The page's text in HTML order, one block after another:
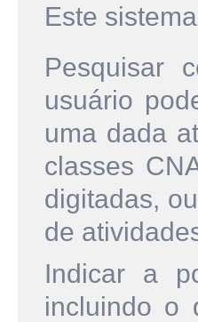
Este
Pesquisar
usuário
uma dada
classes
digitadas,
de
Indicar a
incluindo o